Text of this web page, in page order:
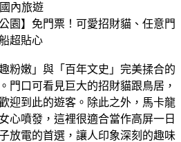
國內旅遊
粉嫩」與「百年文史」完美揉合的
門口可看見巨大的招財貓跟鳥居，
迎到此的遊客。除此之外，馬卡龍
心噴發，這裡很適合當作高屏一日
放電的首選，讓人印象深刻的趣味